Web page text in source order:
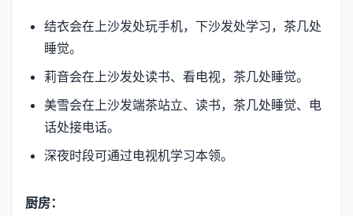
结衣会在上沙发处玩手机，下沙发处学习，茶几处
睡觉。
莉音会在上沙发处读书、看电视，茶几处睡觉。
美雪会在上沙发端茶站立、读书，茶几处睡觉、电
话处接电话。
深夜时段可通过电视机学习本领。
厨房：